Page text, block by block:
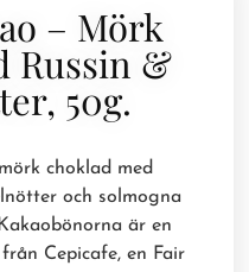
– Mörk
Russin &
50g.
choklad med
och solmogna
är en
Cepicafe, en Fair